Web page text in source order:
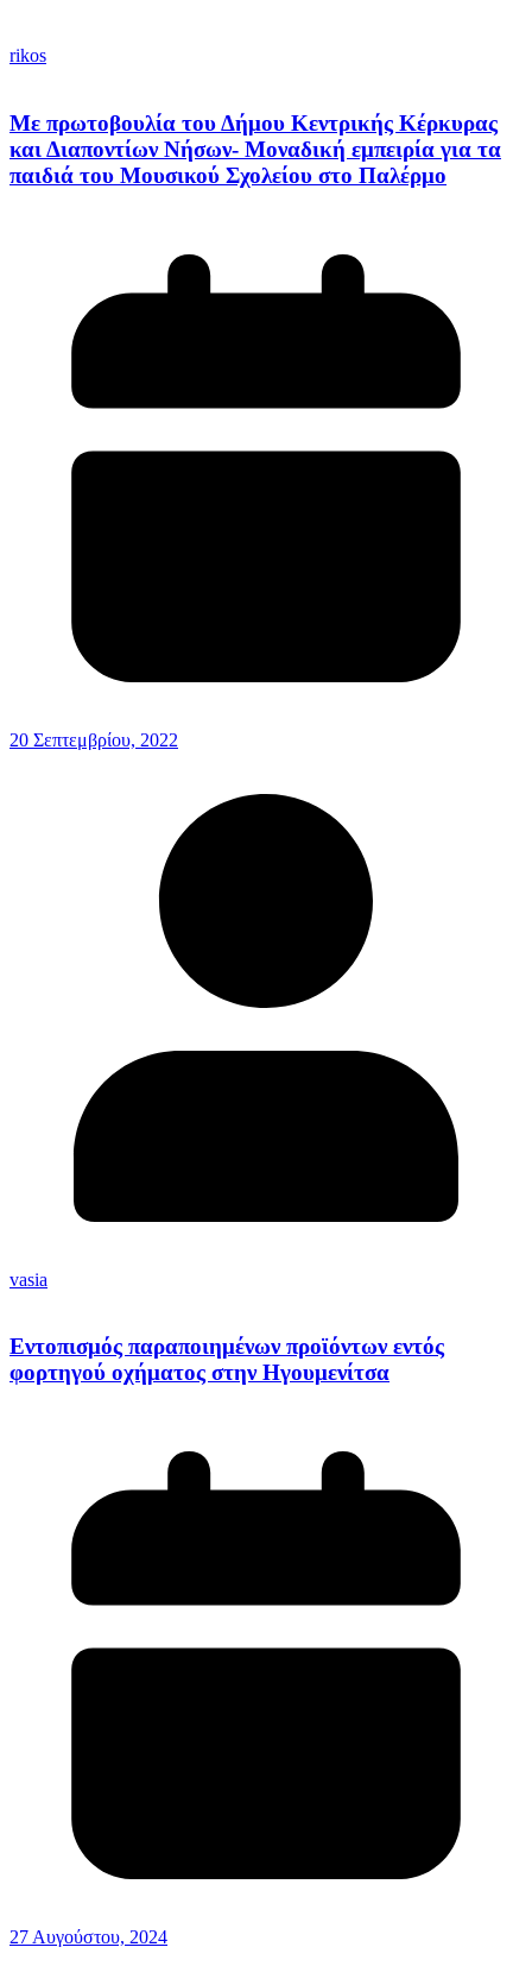
rikos
Με πρωτοβουλία του Δήμου Κεντρικής Κέρκυρας
και Διαποντίων Νήσων- Μοναδική εμπειρία για τα
παιδιά του Μουσικού Σχολείου στο Παλέρμο
20 Σεπτεμβρίου, 2022
vasia
Εντοπισμός παραποιημένων προϊόντων εντός
φορτηγού οχήματος στην Ηγουμενίτσα
27 Αυγούστου, 2024